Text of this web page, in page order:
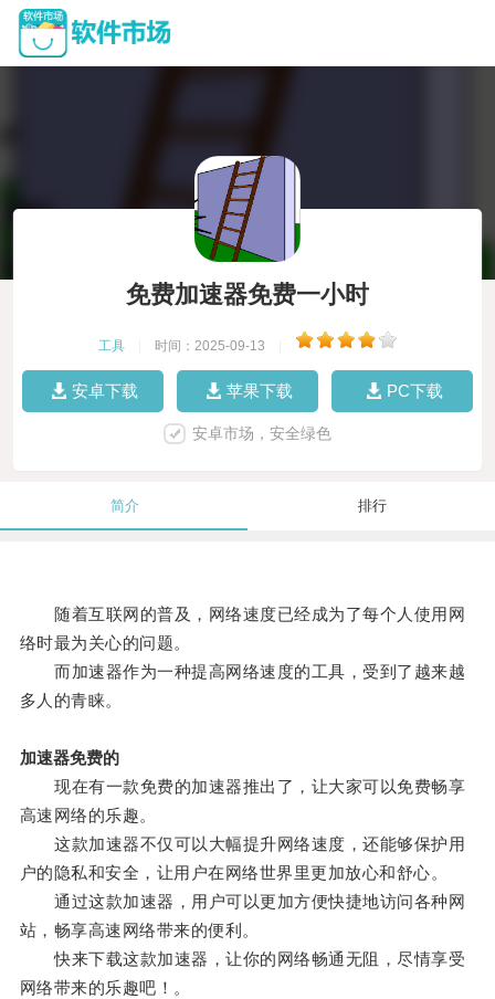
免费加速器免费一小时
工具 时间：2025-09-13
安卓下载 苹果下载 PC下载
安卓市场，安全绿色
简介 排行
随着互联网的普及，网络速度已经成为了每个人使用网
络时最为关心的问题。
而加速器作为一种提高网络速度的工具，受到了越来越
多人的青睐。
加速器免费的
现在有一款免费的加速器推出了，让大家可以免费畅享
高速网络的乐趣。
这款加速器不仅可以大幅提升网络速度，还能够保护用
户的隐私和安全，让用户在网络世界里更加放心和舒心。
通过这款加速器，用户可以更加方便快捷地访问各种网
站，畅享高速网络带来的便利。
快来下载这款加速器，让你的网络畅通无阻，尽情享受
网络带来的乐趣吧！。